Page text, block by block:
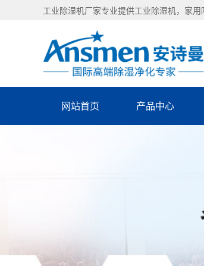
工业除湿机厂家专业提供工业除湿机，家
网站首页 产品中心